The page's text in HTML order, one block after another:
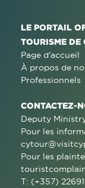
LE PORTAIL
TOURISME DE
Page d'accueil
À propos de
Professionnels
CONTACTEZ-
Deputy
Pour les
Pour les
T: (+357)